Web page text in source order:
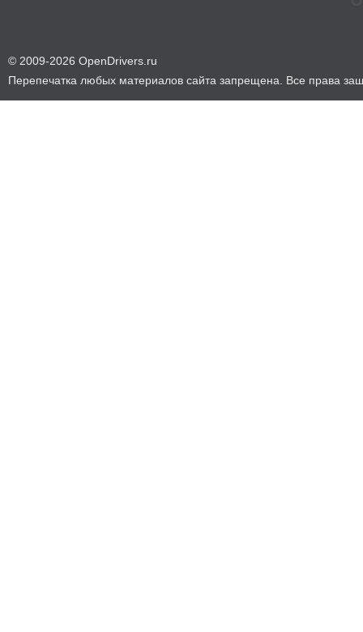
© 2009-2026 OpenDrivers.ru
Перепечатка любых материалов сайта запрещена. Все права